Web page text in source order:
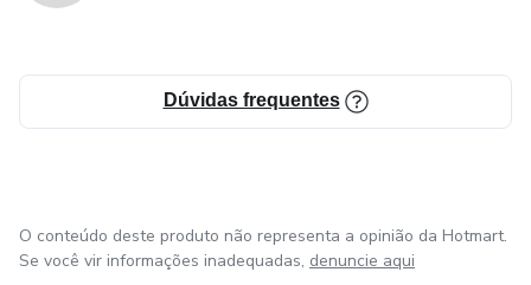
Dúvidas frequentes
O conteúdo deste produto não representa a opinião da Hotmart.
Se você vir informações inadequadas, denuncie aqui